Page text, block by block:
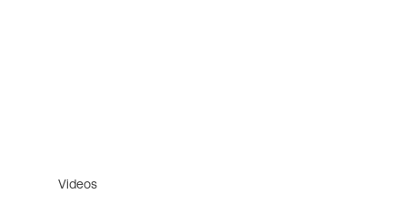
Videos